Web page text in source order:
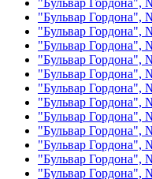
"Бульвар Гордона",
"Бульвар Гордона",
"Бульвар Гордона",
"Бульвар Гордона",
"Бульвар Гордона",
"Бульвар Гордона",
"Бульвар Гордона",
"Бульвар Гордона",
"Бульвар Гордона",
"Бульвар Гордона",
"Бульвар Гордона",
"Бульвар Гордона",